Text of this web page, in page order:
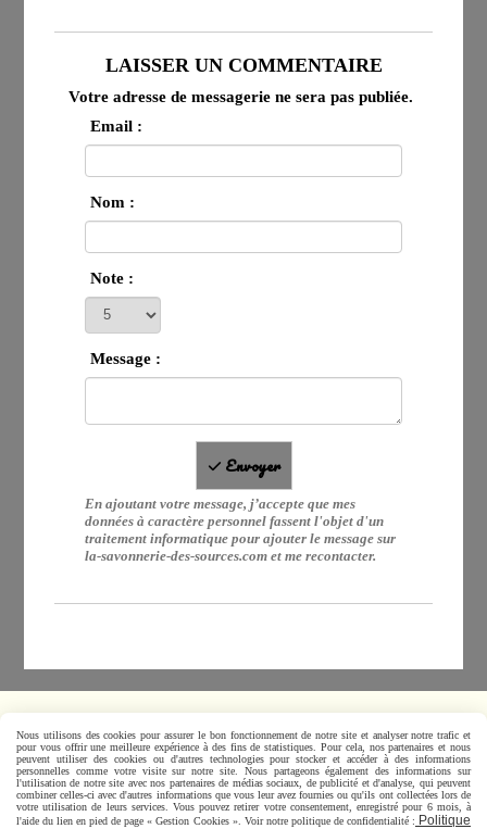
LAISSER UN COMMENTAIRE
Votre adresse de messagerie ne sera pas publiée.
Email :
Nom :
Note :
Message :
Envoyer
En ajoutant votre message, j’accepte que mes
données à caractère personnel fassent l'objet d'un
traitement informatique pour ajouter le message sur
la-savonnerie-des-sources.com et me recontacter.
Mentions Légales Conditions générales de vente
Se
rétracter
Politique de confidentialité Gestion cookies Mon
Compte
Créer un site internet
Nous utilisons des cookies pour assurer le bon fonctionnement de notre site et analyser notre trafic et
pour vous offrir une meilleure expérience à des fins de statistiques. Pour cela, nos partenaires et nous
peuvent utiliser des cookies ou d'autres technologies pour stocker et accéder à des informations
personnelles comme votre visite sur notre site. Nous partageons également des informations sur
l'utilisation de notre site avec nos partenaires de médias sociaux, de publicité et d'analyse, qui peuvent
combiner celles-ci avec d'autres informations que vous leur avez fournies ou qu'ils ont collectées lors de
votre utilisation de leurs services. Vous pouvez retirer votre consentement, enregistré pour 6 mois, à
l'aide du lien en pied de page « Gestion Cookies ». Voir notre politique de confidentialité : Politique